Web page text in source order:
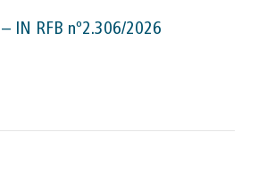
– IN RFB nº2.306/2026